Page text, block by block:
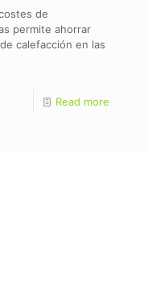
de
permite ahorrar
calefacción en las
Read more